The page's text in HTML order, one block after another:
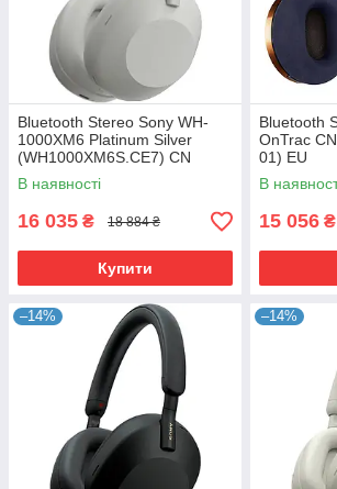
Bluetooth Stereo Sony WH-
1000XM6 Platinum Silver
(WH1000XM6S.CE7) CN
В наявності
16 035 ₴ 18 884 ₴
Купити
Bluetooth
OnTrac
01) EU
В
15 056 ₴
–14% –14%